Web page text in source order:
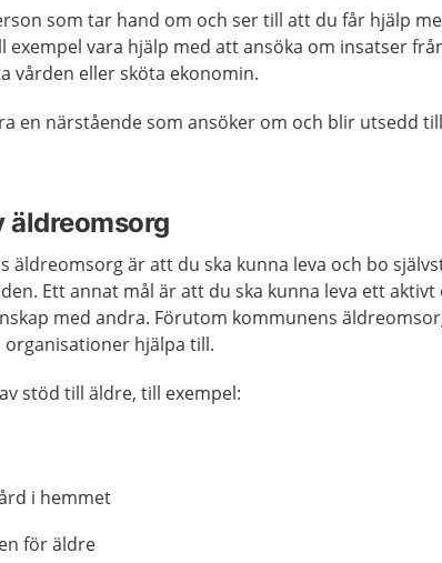
som tar hand om och ser till att du får hjälp
exempel vara hjälp med att ansöka om insatser
vården eller sköta ekonomin.
en närstående som ansöker om och blir utsedd
äldreomsorg
äldreomsorg är att du ska kunna leva och bo
Ett annat mål är att du ska kunna leva ett aktivt
med andra. Förutom kommunens
organisationer hjälpa till.
stöd till äldre, till exempel:
i hemmet
för äldre